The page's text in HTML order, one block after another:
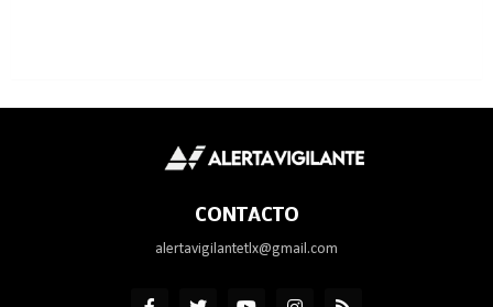
CONTACTO
alertavigilantetlx@gmail.com